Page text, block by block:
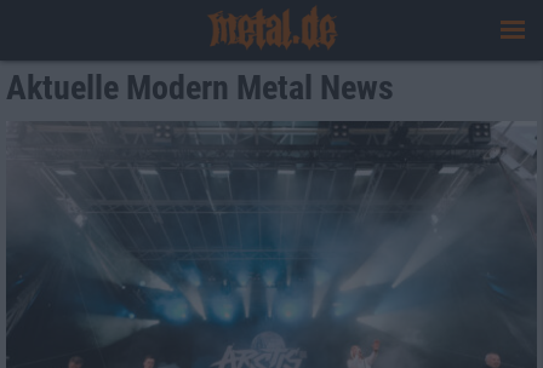
Aktuelle Modern Metal News